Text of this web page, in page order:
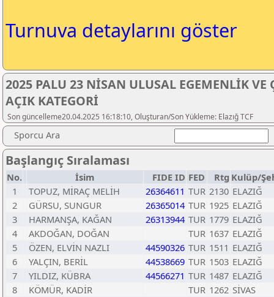
Turnuva detaylarını göster
2025 PALU 23 NİSAN ULUSAL EGEMENLİK
AÇIK KATEGORİ
Son güncelleme20.04.2025 16:18:10, Oluşturan/Son Yükleme: Elazığ TCF
Sporcu Ara
Başlangıç Sıralaması
No. İsim FIDE ID FED Rtg Kulüp/
1
TOPUZ, MİRAÇ MELİH 26364611 TUR 2130 ELAZIĞ
2
GÜRSU, SUNGUR 26365014 TUR 1925 ELAZIĞ
3
HARMANŞA, KAĞAN 26313944 TUR 1779 ELAZIĞ
4
AKDOĞAN, DOĞAN TUR 1637 ELAZIĞ
5
ÖZEN, ELVİN NAZLI 44590326 TUR 1511 ELAZIĞ
6
YALÇIN, BERİL 44538669 TUR 1503 ELAZIĞ
7
YILDIZ, KÜBRA 44566271 TUR 1487 ELAZIĞ
8
KÖMÜR, KADİR TUR 1262 SİVAS